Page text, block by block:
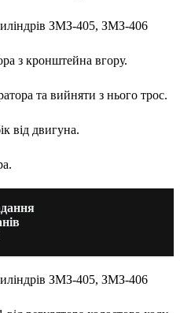
з кронштейна вгору.
та вийняти з нього трос.
від двигуна.